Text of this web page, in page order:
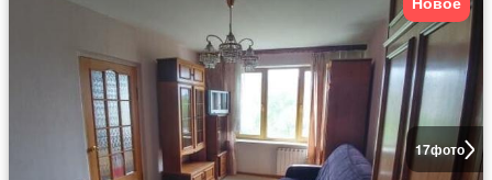
17фото